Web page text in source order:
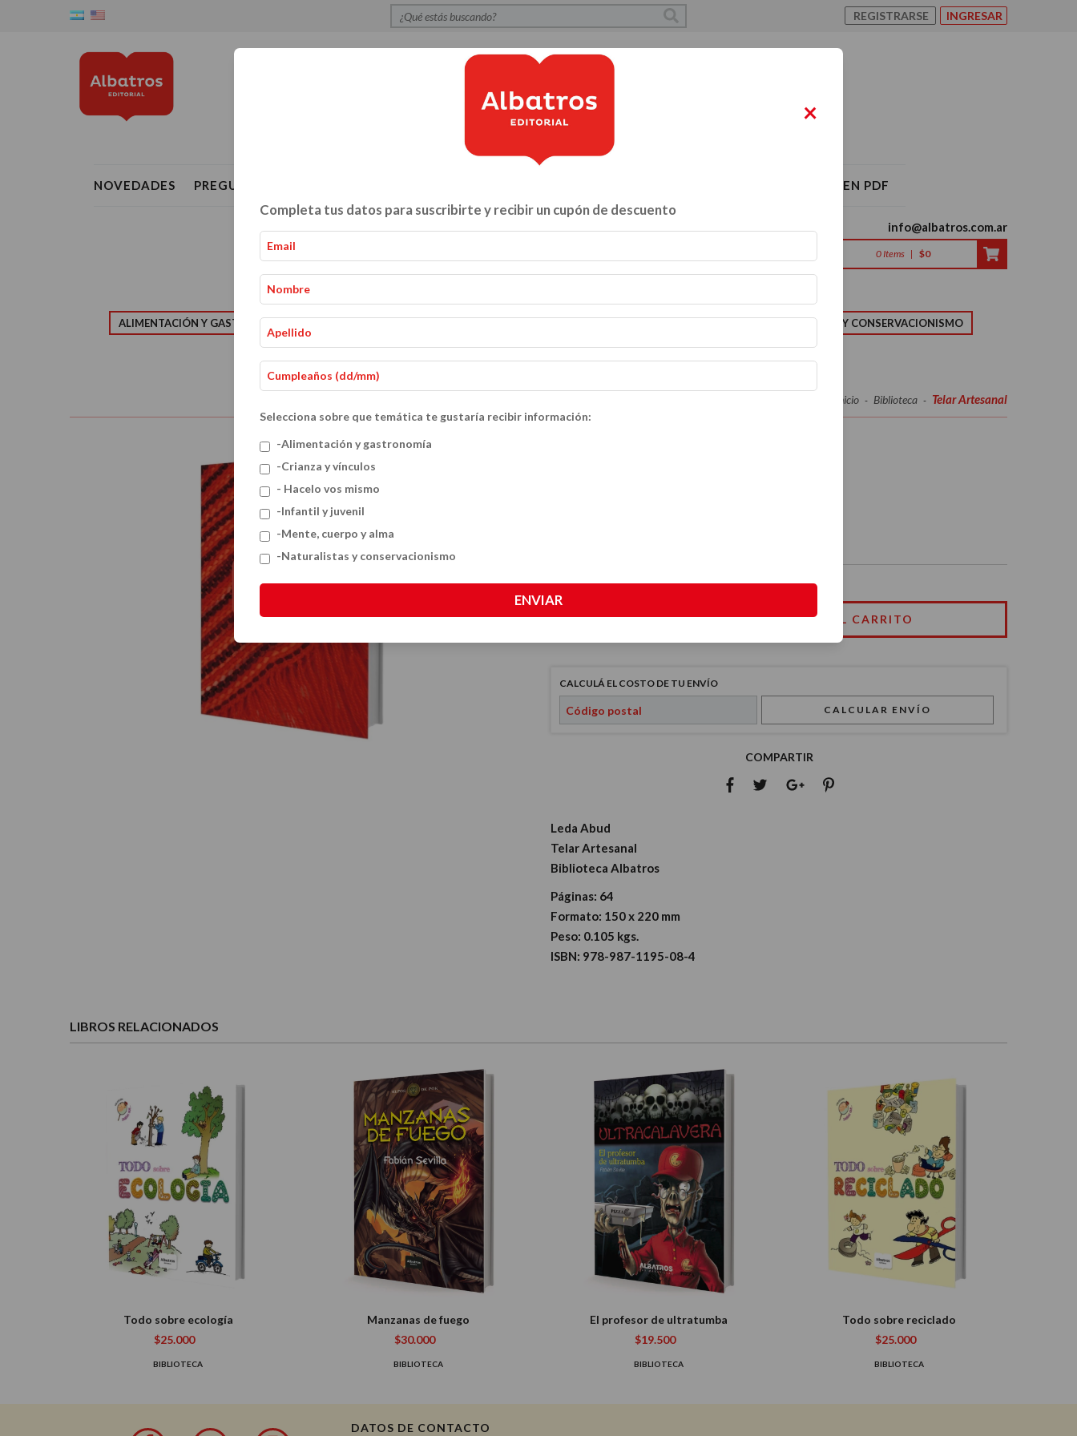
REGISTRARSE INGRESAR
NOVEDADES PREGUNTAS FRECUENTES CATÁLOGO ALBATROS 2026 EN PDF
info@albatros.com.ar
0 Items | $0
ALIMENTACIÓN Y GASTRONOMÍA NATURALEZA Y CONSERVACIONISMO
Inicio - Biblioteca - Telar Artesanal
CALCULÁ EL COSTO DE TU ENVÍO
CALCULAR ENVÍO
COMPARTIR
Leda Abud
Telar Artesanal
Biblioteca Albatros
Páginas: 64
Formato: 150 x 220 mm
Peso: 0.105 kgs.
ISBN: 978-987-1195-08-4
LIBROS RELACIONADOS
Todo sobre ecología
$25.000
BIBLIOTECA
Manzanas de fuego
$30.000
BIBLIOTECA
El profesor de ultratumba
$19.500
BIBLIOTECA
Todo sobre reciclado
$25.000
BIBLIOTECA
DATOS DE CONTACTO
×
Completa tus datos para suscribirte y recibir un cupón de descuento
Selecciona sobre que temática te gustaría recibir información:
-Alimentación y gastronomía
-Crianza y vínculos
- Hacelo vos mismo
-Infantil y juvenil
-Mente, cuerpo y alma
-Naturalistas y conservacionismo
ENVIAR